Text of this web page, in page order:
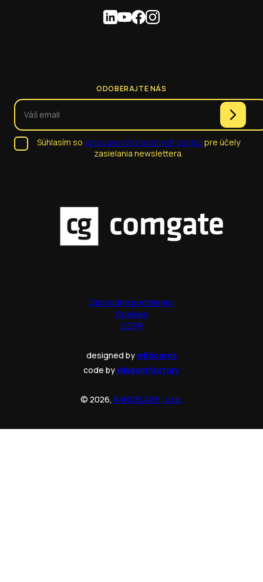
ODOBERAJTE NÁS
Súhlasím so spracúvaním osobných údajovpre účely
zasielania newslettera.
Obchodné podmienky
Cookies
GDPR
designed bywildcards
code bywisdomfactory
© 2026, KANCELARIE, s.r.o.